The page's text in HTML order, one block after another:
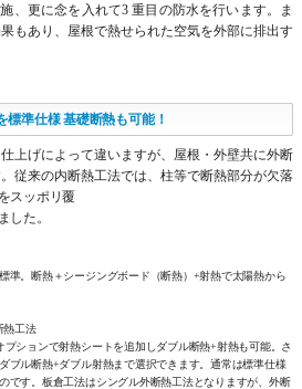
、更に念を入れて3 重目の防水を行います。ま
もあり、屋根で熱せられた空気を外部に排出す
標準仕様 基礎断熱も可能！
上げによって違いますが、屋根・外壁共に外断
従来の内断熱工法では、柱等で断熱部分が欠落
スッポリ覆
した。
準。断熱＋シージングボード（断熱）+射熱で太陽熱から
熱工法
ションで射熱シートを追加しダブル断熱+射熱も可能。さ
ブル断熱+ダブル射熱まで選択できます。通常は標準仕様
です。板倉工法はシングル外断熱工法となりますが、外断